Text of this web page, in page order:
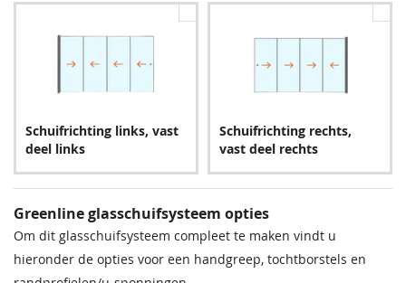
Schuifrichting links, vast
deel links
Schuifrichting rechts,
vast deel rechts
Greenline glasschuifsysteem opties
Om dit glasschuifsysteem compleet te maken vindt u
hieronder de opties voor een handgreep, tochtborstels en